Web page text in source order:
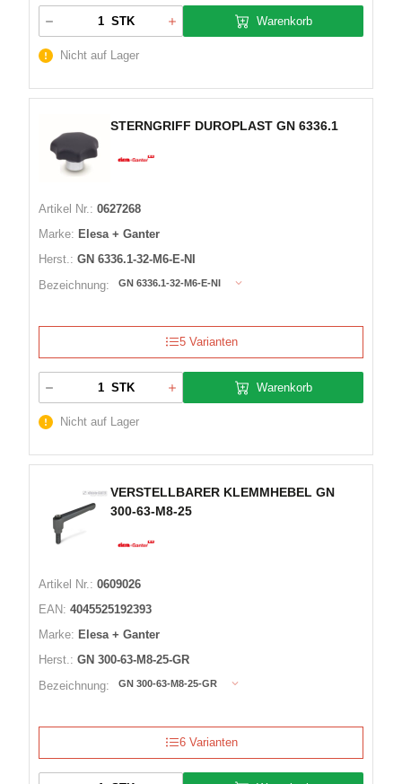
STK Warenkorb
Nicht auf Lager
STERNGRIFF DUROPLAST GN 6336.1
Artikel Nr.: 0627268
Marke: Elesa + Ganter
Herst.: GN 6336.1-32-M6-E-NI
Bezeichnung:
GN 6336.1-32-M6-E-NI
5 Varianten
STK Warenkorb
Nicht auf Lager
VERSTELLBARER KLEMMHEBEL GN
300-63-M8-25
Artikel Nr.: 0609026
EAN: 4045525192393
Marke: Elesa + Ganter
Herst.: GN 300-63-M8-25-GR
Bezeichnung:
GN 300-63-M8-25-GR
6 Varianten